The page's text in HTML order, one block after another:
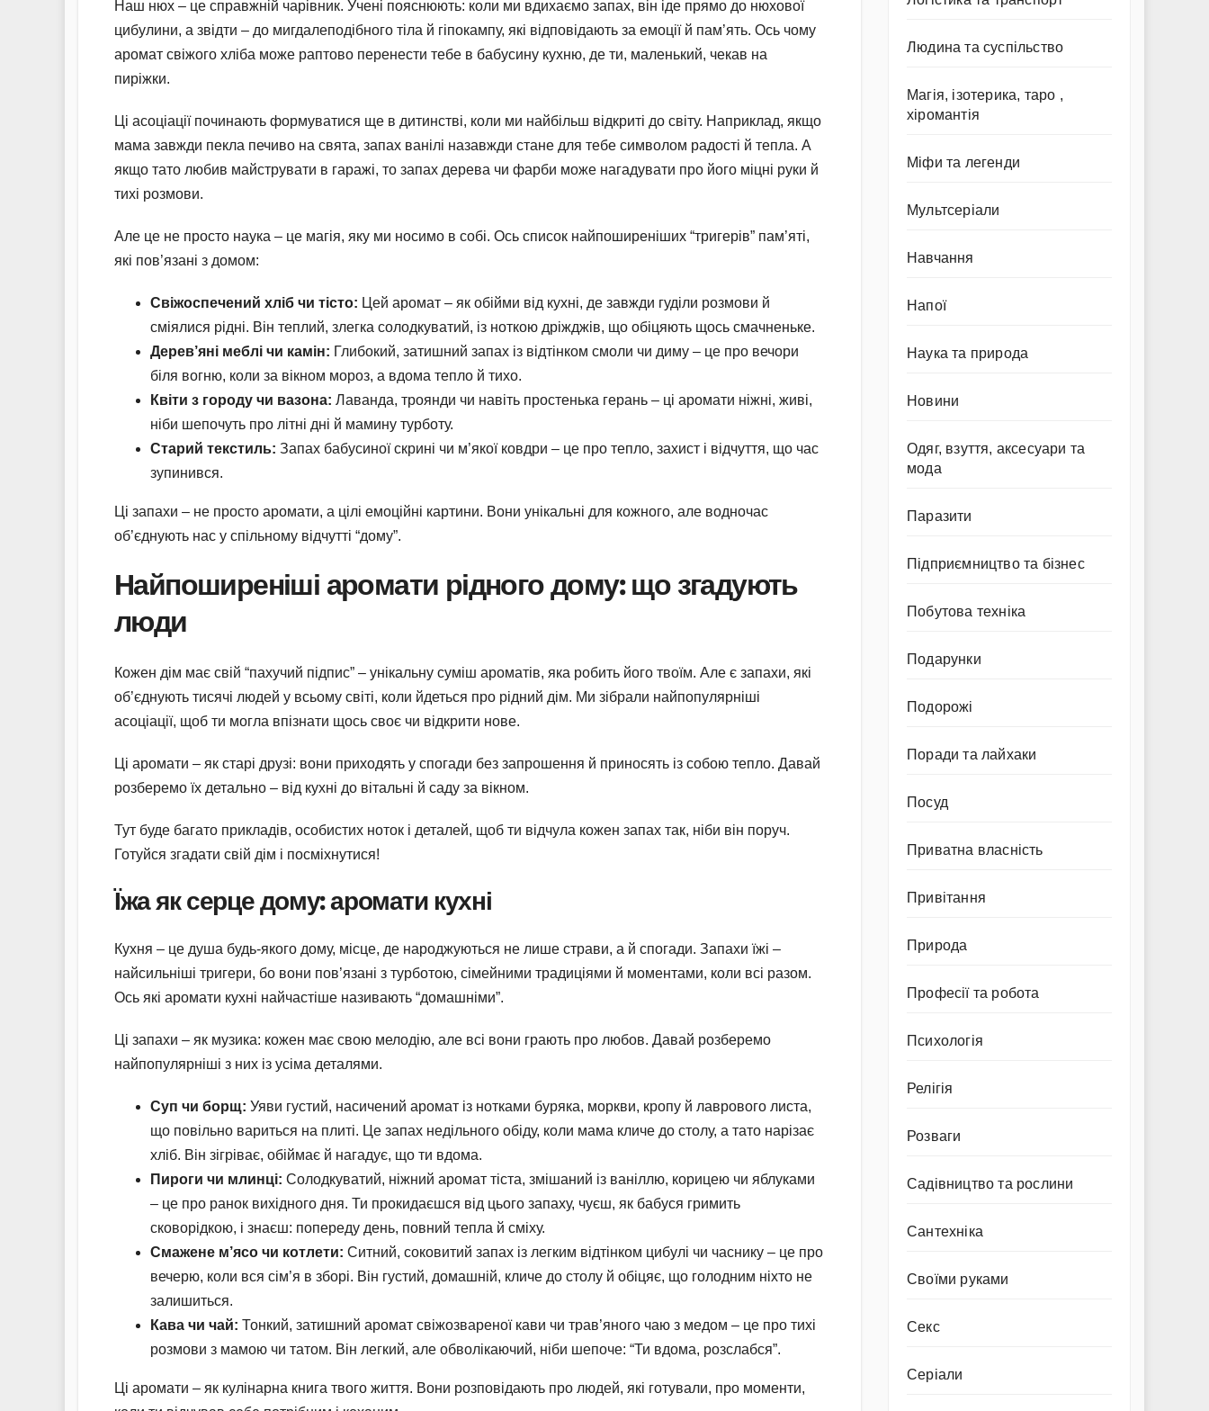
Наш нюх – це справжній чарівник. Учені пояснюють: коли ми вдихаємо запах, він іде прямо до нюхової
цибулини, а звідти – до мигдалеподібного тіла й гіпокампу, які відповідають за емоції й пам’ять. Ось чому
аромат свіжого хліба може раптово перенести тебе в бабусину кухню, де ти, маленький, чекав на
пиріжки.
Ці асоціації починають формуватися ще в дитинстві, коли ми найбільш відкриті до світу. Наприклад, якщо
мама завжди пекла печиво на свята, запах ванілі назавжди стане для тебе символом радості й тепла. А
якщо тато любив майструвати в гаражі, то запах дерева чи фарби може нагадувати про його міцні руки й
тихі розмови.
Але це не просто наука – це магія, яку ми носимо в собі. Ось список найпоширеніших “тригерів” пам’яті,
які пов’язані з домом:
Свіжоспечений хліб чи тісто: Цей аромат – як обійми від кухні, де завжди гуділи розмови й
сміялися рідні. Він теплий, злегка солодкуватий, із ноткою дріжджів, що обіцяють щось смачненьке.
Дерев’яні меблі чи камін: Глибокий, затишний запах із відтінком смоли чи диму – це про вечори
біля вогню, коли за вікном мороз, а вдома тепло й тихо.
Квіти з городу чи вазона: Лаванда, троянди чи навіть простенька герань – ці аромати ніжні, живі,
ніби шепочуть про літні дні й мамину турботу.
Старий текстиль: Запах бабусиної скрині чи м’якої ковдри – це про тепло, захист і відчуття, що час
зупинився.
Ці запахи – не просто аромати, а цілі емоційні картини. Вони унікальні для кожного, але водночас
об’єднують нас у спільному відчутті “дому”.
Найпоширеніші аромати рідного дому: що згадують
люди
Кожен дім має свій “пахучий підпис” – унікальну суміш ароматів, яка робить його твоїм. Але є запахи, які
об’єднують тисячі людей у всьому світі, коли йдеться про рідний дім. Ми зібрали найпопулярніші
асоціації, щоб ти могла впізнати щось своє чи відкрити нове.
Ці аромати – як старі друзі: вони приходять у спогади без запрошення й приносять із собою тепло. Давай
розберемо їх детально – від кухні до вітальні й саду за вікном.
Тут буде багато прикладів, особистих ноток і деталей, щоб ти відчула кожен запах так, ніби він поруч.
Готуйся згадати свій дім і посміхнутися!
Їжа як серце дому: аромати кухні
Кухня – це душа будь-якого дому, місце, де народжуються не лише страви, а й спогади. Запахи їжі –
найсильніші тригери, бо вони пов’язані з турботою, сімейними традиціями й моментами, коли всі разом.
Ось які аромати кухні найчастіше називають “домашніми”.
Ці запахи – як музика: кожен має свою мелодію, але всі вони грають про любов. Давай розберемо
найпопулярніші з них із усіма деталями.
Суп чи борщ: Уяви густий, насичений аромат із нотками буряка, моркви, кропу й лаврового листа,
що повільно вариться на плиті. Це запах недільного обіду, коли мама кличе до столу, а тато нарізає
хліб. Він зігріває, обіймає й нагадує, що ти вдома.
Пироги чи млинці: Солодкуватий, ніжний аромат тіста, змішаний із ваніллю, корицею чи яблуками
– це про ранок вихідного дня. Ти прокидаєшся від цього запаху, чуєш, як бабуся гримить
сковорідкою, і знаєш: попереду день, повний тепла й сміху.
Смажене м’ясо чи котлети: Ситний, соковитий запах із легким відтінком цибулі чи часнику – це про
вечерю, коли вся сім’я в зборі. Він густий, домашній, кличе до столу й обіцяє, що голодним ніхто не
залишиться.
Кава чи чай: Тонкий, затишний аромат свіжозвареної кави чи трав’яного чаю з медом – це про тихі
розмови з мамою чи татом. Він легкий, але обволікаючий, ніби шепоче: “Ти вдома, розслабся”.
Ці аромати – як кулінарна книга твого життя. Вони розповідають про людей, які готували, про моменти,
Людина та суспільство
Магія, ізотерика, таро ,
хіромантія
Міфи та легенди
Мультсеріали
Навчання
Напої
Наука та природа
Новини
Одяг, взуття, аксесуари та
мода
Паразити
Підприємництво та бізнес
Побутова техніка
Подарунки
Подорожі
Поради та лайхаки
Посуд
Приватна власність
Привітання
Природа
Професії та робота
Психологія
Релігія
Розваги
Садівництво та рослини
Сантехніка
Своїми руками
Секс
Серіали